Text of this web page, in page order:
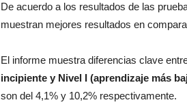
De acuerdo a los resultados de las
muestran mejores resultados en
El informe muestra diferencias clave
incipiente y Nivel I (aprendizaje más
son del 4,1% y 10,2% respectivamente.